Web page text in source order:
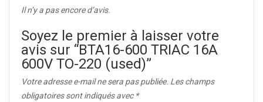
Il n’y a pas encore d’avis.
Soyez le premier à laisser votre
avis sur “BTA16-600 TRIAC 16A
600V TO-220 (used)”
Votre adresse e-mail ne sera pas publiée. Les champs
obligatoires sont indiqués avec *